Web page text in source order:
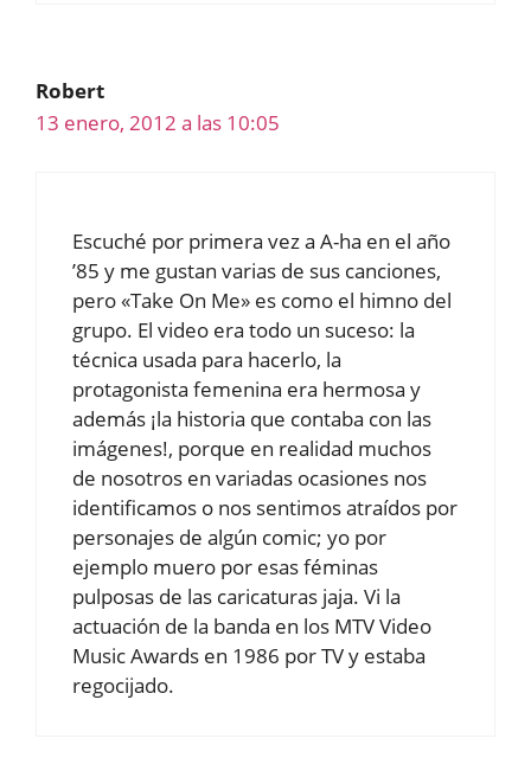
Robert
13 enero, 2012 a las 10:05
Escuché por primera vez a A-ha en el año
’85 y me gustan varias de sus canciones,
pero «Take On Me» es como el himno del
grupo. El video era todo un suceso: la
técnica usada para hacerlo, la
protagonista femenina era hermosa y
además ¡la historia que contaba con las
imágenes!, porque en realidad muchos
de nosotros en variadas ocasiones nos
identificamos o nos sentimos atraídos por
personajes de algún comic; yo por
ejemplo muero por esas féminas
pulposas de las caricaturas jaja. Vi la
actuación de la banda en los MTV Video
Music Awards en 1986 por TV y estaba
regocijado.